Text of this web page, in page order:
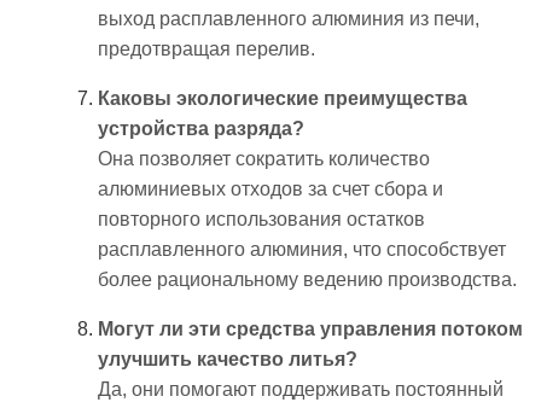
выход расплавленного алюминия из печи,
предотвращая перелив.
Каковы экологические преимущества
устройства разряда?
Она позволяет сократить количество
алюминиевых отходов за счет сбора и
повторного использования остатков
расплавленного алюминия, что способствует
более рациональному ведению производства.
Могут ли эти средства управления потоком
улучшить качество литья?
Да, они помогают поддерживать постоянный